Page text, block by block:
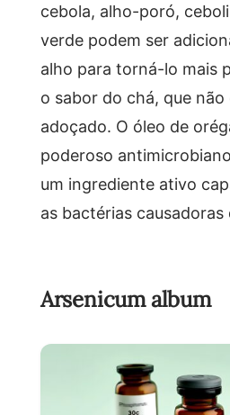
cebola, alho-poró,
verde podem ser
alho para torná-lo mais
o sabor do chá, que não
adoçado. O óleo de
poderoso
um ingrediente ativo
as bactérias causadoras
Arsenicum album